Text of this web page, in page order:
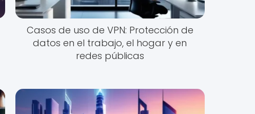
Casos de uso de VPN: Protección de
datos en el trabajo, el hogar y en
redes públicas